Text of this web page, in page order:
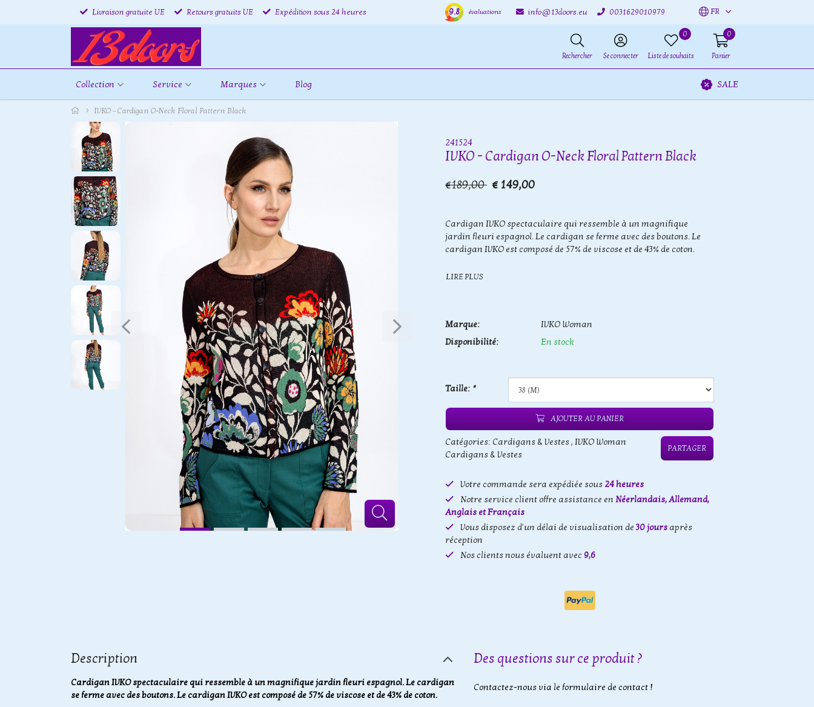
Livraison gratuite UE Retours gratuits UE Expédition sous 24 heures 9.8 évaluations info@13doors.eu 0031629010979 FR
Rechercher Se connecter
0
Liste de souhaits
0
Panier
Collection Service Marques Blog SALE
IVKO - Cardigan O-Neck Floral Pattern Black
241524
IVKO - Cardigan O-Neck Floral Pattern Black
€189,00 € 149,00
Cardigan IVKO spectaculaire qui ressemble à un magnifique
jardin fleuri espagnol. Le cardigan se ferme avec des boutons. Le
cardigan IVKO est composé de 57% de viscose et de 43% de coton.
LIRE PLUS
Marque:
IVKO Woman
Disponibilité:
En stock
Taille: *
AJOUTER AU PANIER
Catégories: Cardigans & Vestes, IVKO Woman
Cardigans & Vestes
PARTAGER
Votre commande sera expédiée sous24 heures
Notre service client offre assistance en Néerlandais, Allemand,
Anglais et Français
Vous disposez d'un délai de visualisation de30 jours après
réception
Nos clients nous évaluent avec 9,6
Description
Cardigan IVKO spectaculaire qui ressemble à un magnifique jardin fleuri espagnol. Le cardigan
se ferme avec des boutons. Le cardigan IVKO est composé de 57% de viscose et de 43% de coton.
Des questions sur ce produit ?
Contactez-nous via le formulaire de contact !